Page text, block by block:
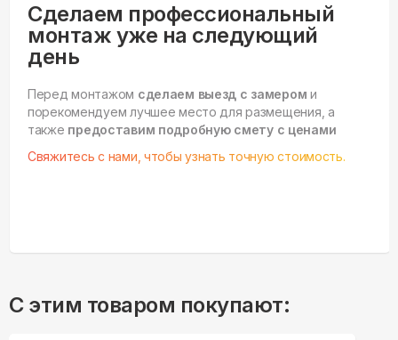
Сделаем профессиональный
монтаж уже на следующий
день
Перед монтажом сделаем выезд с замером и
порекомендуем лучшее место для размещения, а
также предоставим подробную смету с ценами
Свяжитесь с нами, чтобы узнать точную стоимость.
С этим товаром покупают: